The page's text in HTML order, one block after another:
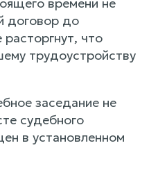
договор до
что
трудоустройству
заседание не
судебного
в установленном